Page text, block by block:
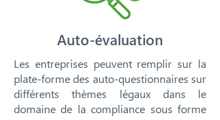
Auto-évaluation
Les entreprises peuvent remplir sur la
plate-forme des auto-questionnaires sur
différents thèmes légaux dans le
domaine de la compliance sous forme